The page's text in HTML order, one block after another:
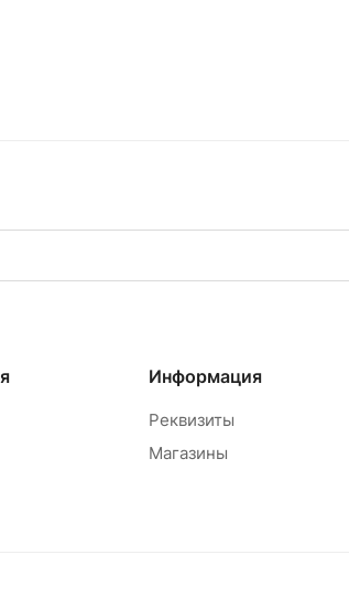
Информация
Реквизиты
Магазины